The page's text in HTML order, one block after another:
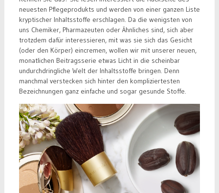
neuesten Pflegeprodukts und werden von einer ganzen Liste
kryptischer Inhaltsstoffe erschlagen. Da die wenigsten von
uns Chemiker, Pharmazeuten oder Ähnliches sind, sich aber
trotzdem dafür interessieren, mit was sie sich das Gesicht
(oder den Körper) eincremen, wollen wir mit unserer neuen,
monatlichen Beitragsserie etwas Licht in die scheinbar
undurchdringliche Welt der Inhaltsstoffe bringen. Denn
manchmal verstecken sich hinter den kompliziertesten
Bezeichnungen ganz einfache und sogar gesunde Stoffe.